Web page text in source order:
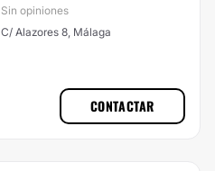
Sin opiniones
C/ Alazores 8, Málaga
CONTACTAR